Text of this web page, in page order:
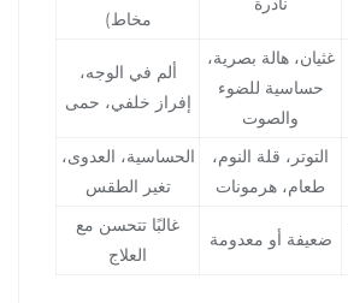
مخاط)
غثيان، هالة بصرية،
حساسية للضوء
والصوت
ألم في الوجه،
إفراز خلفي، حمى
التوتر، قلة النوم،
طعام، هرمونات
الحساسية، العدوى،
تغير الطقس
ضعيفة أو معدومة
غالبًا تتحسن مع
العلاج